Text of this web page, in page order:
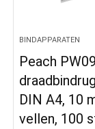
BINDAPPARATEN
Peach
DIN A4, 10
vellen, 100